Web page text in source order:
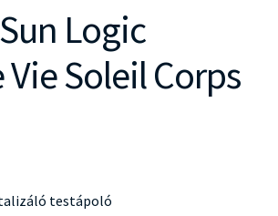
Logic
Soleil Corps
testápoló